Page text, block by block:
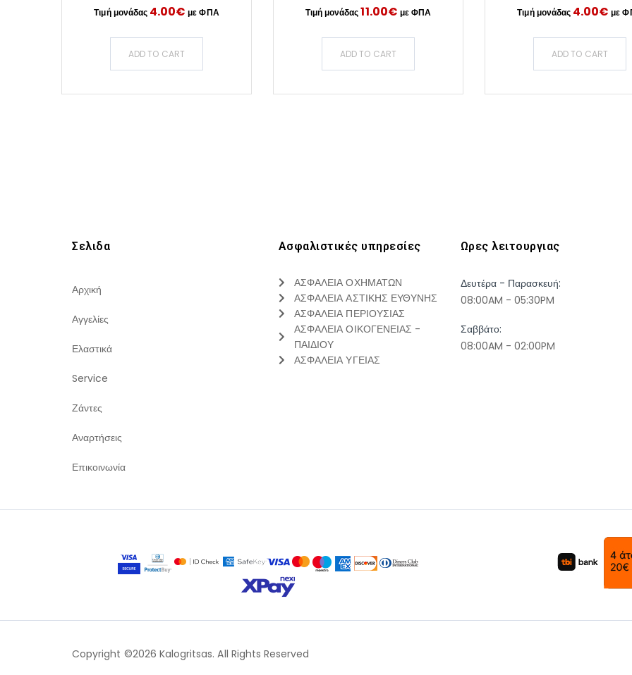
4.00€
ADD TO CART
11.00€
ADD TO CART
4.00€
ADD TO CART
Σελιδα
Αρχική
Αγγελίες
Ελαστικά
Service
Ζάντες
Αναρτήσεις
Επικοινωνία
Ασφαλιστικές υπηρεσίες
ΑΣΦΑΛΕΙΑ ΟΧΗΜΑΤΩΝ
ΑΣΦΑΛΕΙΑ ΑΣΤΙΚΗΣ ΕΥΘΥΝΗΣ
ΑΣΦΑΛΕΙΑ ΠΕΡΙΟΥΣΙΑΣ
ΑΣΦΑΛΕΙΑ ΟΙΚΟΓΕΝΕΙΑΣ -
ΠΑΙΔΙΟΥ
ΑΣΦΑΛΕΙΑ ΥΓΕΙΑΣ
Ωρες λειτουργιας
Δευτέρα - Παρασκευή:
08:00AM - 05:30PM
Σαββάτο:
08:00AM - 02:00PM
Copyright ©2026 Kalogritsas. All Rights Reserved